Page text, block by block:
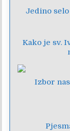
Jedino
Kako je sv.
Izbor